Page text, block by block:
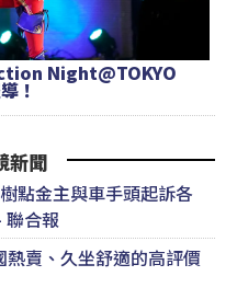
Night@TOKYO
！
新聞
點金主與車手頭起訴各
聯合報
賣、久坐舒適的高評價